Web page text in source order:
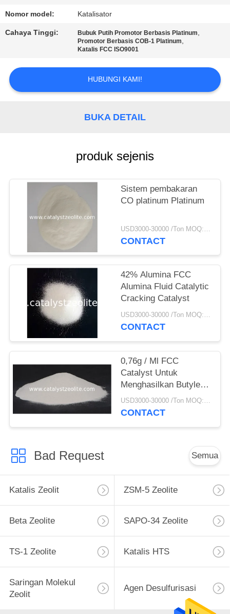
BERITA
KASUS
SITEMAP
Nomor model: Katalisator
Cahaya Tinggi: Bubuk Putih Promotor Berbasis Platinum,
Promotor Berbasis COB-1 Platinum,
Katalis FCC ISO9001
HUBUNGI KAMI!
BUKA DETAIL
produk sejenis
Sistem pembakaran
CO platinum Platinum
USD3000-30000 /Ton MOQ:1 KG
CONTACT
42% Alumina FCC
Alumina Fluid Catalytic
Cracking Catalyst
USD3000-30000 /Ton MOQ:1 KG
CONTACT
0,76g / Ml FCC
Catalyst Untuk
Menghasilkan Butylene
Lebih Banyak Untuk
Penyulingan
USD3000-30000 /Ton MOQ:1 KG
CONTACT
Bad Request Semua
Katalis Zeolit ZSM-5 Zeolite
Beta Zeolite SAPO-34 Zeolite
TS-1 Zeolite Katalis HTS
Saringan Molekul
Zeolit
Agen Desulfurisasi